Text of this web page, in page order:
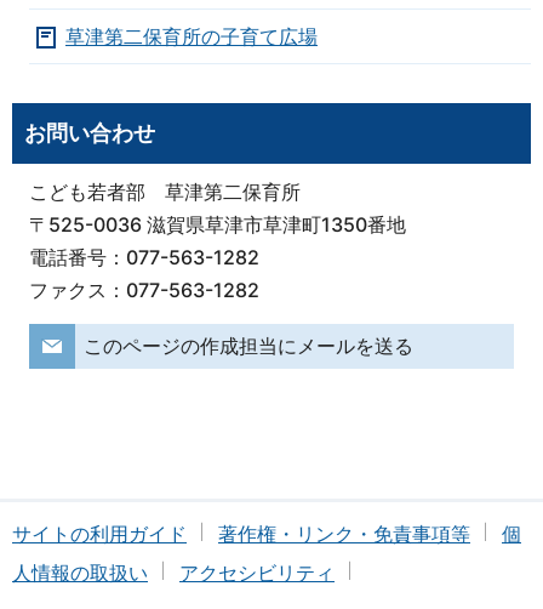
草津第二保育所の子育て広場
お問い合わせ
こども若者部 草津第二保育所
〒525-0036 滋賀県草津市草津町1350番地
電話番号：077-563-1282
ファクス：077-563-1282
このページの作成担当にメールを送る
サイトの利用ガイド 著作権・リンク・免責事項等
個
人情報の取扱い
アクセシビリティ